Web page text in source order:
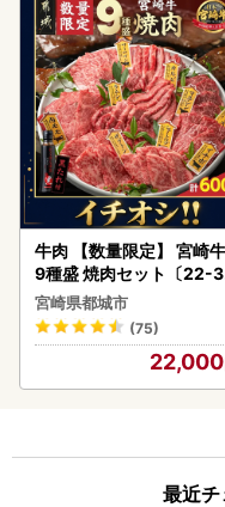
牛肉 【数量限定】 宮崎牛
9種盛 焼肉セット〔22-
-006-600g〕都城 イチオ
シ!! 牛肉
宮崎県都城市
(75)
22,000
最近